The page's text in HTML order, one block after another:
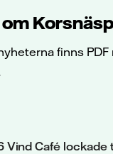
finns
Vind Café lockade